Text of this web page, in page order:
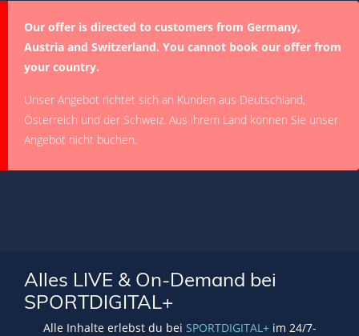
Our offer is directed to customers from Germany,
Austria and Switzerland. You cannot book our offer from
your country.
Unser Angebot richtet sich an Kunden aus Deutschland,
Österreich und der Schweiz. Aus ihrem Land können Sie unser
Angebot nicht buchen.
Alles LIVE & On-Demand bei
SPORTDIGITAL+
Alle Inhalte erlebst du bei SPORTDIGITAL+im 24/7-